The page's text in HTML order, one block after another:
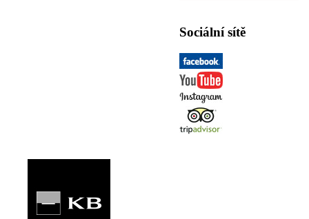
Sociální sítě